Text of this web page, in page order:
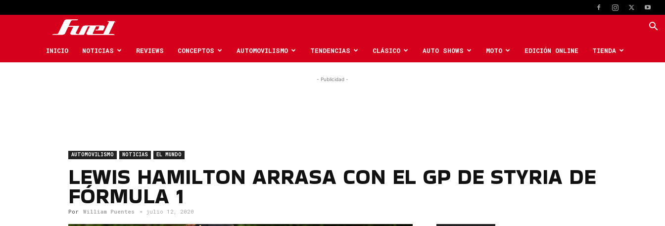
Car
INICIO NOTICIAS REVIEWS CONCEPTOS AUTOMOVILISMO TENDENCIAS CLÁSICO AUTO SHOWS MOTO EDICIÓN ONLINE TIENDA
- Publicidad -
AUTOMOVILISMO NOTICIAS EL MUNDO
LEWIS HAMILTON ARRASA CON EL GP DE STYRIA DE
FÓRMULA 1
Por William Puentes - julio 12, 2020